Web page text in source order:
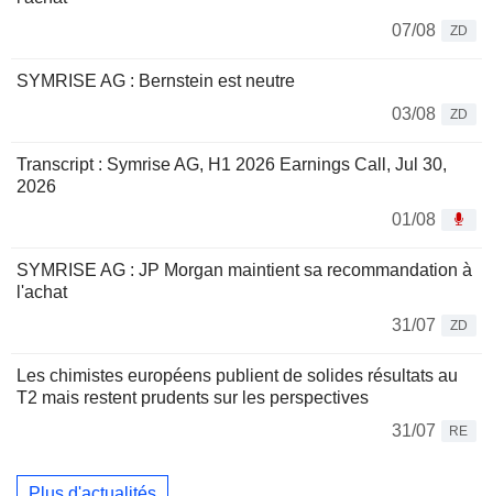
07/08
ZD
SYMRISE AG : Bernstein est neutre
03/08
ZD
Transcript : Symrise AG, H1 2026 Earnings Call, Jul 30,
2026
01/08
SYMRISE AG : JP Morgan maintient sa recommandation à
l'achat
31/07
ZD
Les chimistes européens publient de solides résultats au
T2 mais restent prudents sur les perspectives
31/07
RE